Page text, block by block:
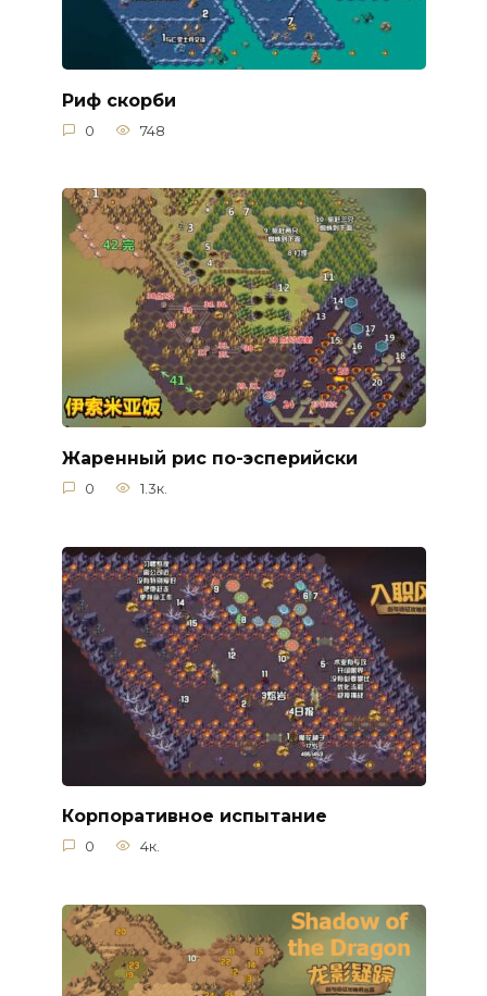
Риф скорби
0 748
Жаренный рис по-эсперийски
0 1.3к.
Корпоративное испытание
0 4к.